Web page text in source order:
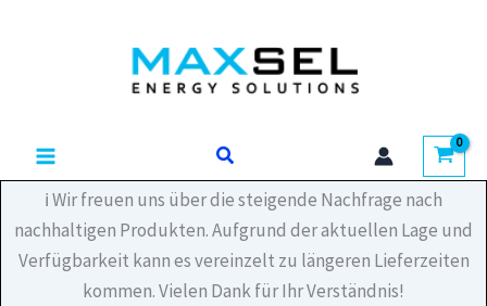
Suchen
ℹ️ Wir freuen uns über die steigende Nachfrage nach
nachhaltigen Produkten. Aufgrund der aktuellen Lage und
Verfügbarkeit kann es vereinzelt zu längeren Lieferzeiten
kommen. Vielen Dank für Ihr Verständnis!
m)